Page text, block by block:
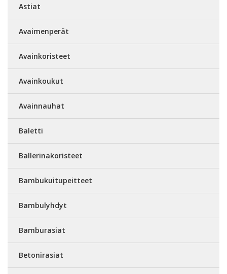
Astiat
Avaimenperät
Avainkoristeet
Avainkoukut
Avainnauhat
Baletti
Ballerinakoristeet
Bambukuitupeitteet
Bambulyhdyt
Bamburasiat
Betonirasiat